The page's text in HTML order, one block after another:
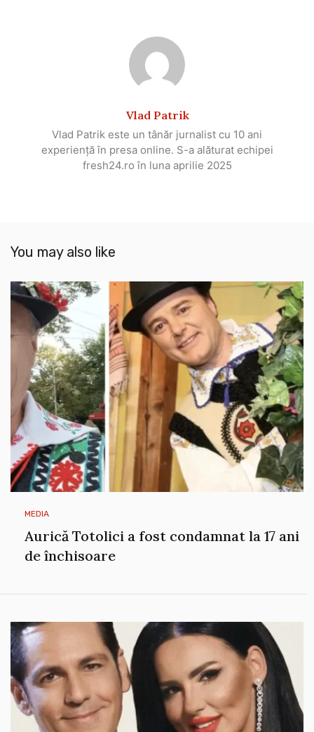
Vlad Patrik
Vlad Patrik este un tânăr jurnalist cu 10 ani
experiență în presa online. S-a alăturat echipei
fresh24.ro în luna aprilie 2025
You may also like
MEDIA
Aurică Totolici a fost condamnat la 17 ani
de închisoare